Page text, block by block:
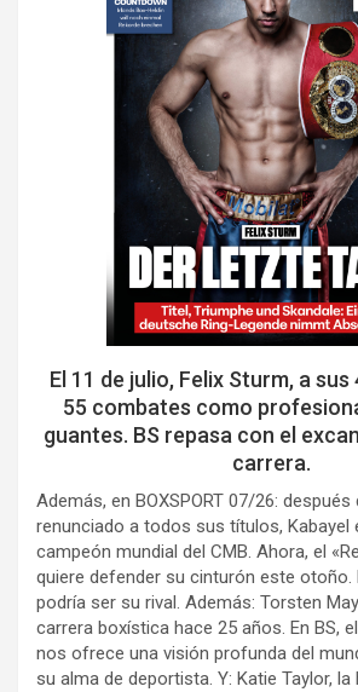
El 11 de julio, Felix Sturm, a
55 combates como
guantes. BS repasa con el
carrera.
Además, en BOXSPORT 07/26: después
renunciado a todos sus títulos, Kabayel
campeón mundial del CMB. Ahora, el
quiere defender su cinturón este otoño.
podría ser su rival. Además: Torsten
carrera boxística hace 25 años. En BS,
nos ofrece una visión profunda del
su alma de deportista. Y: Katie Taylor,